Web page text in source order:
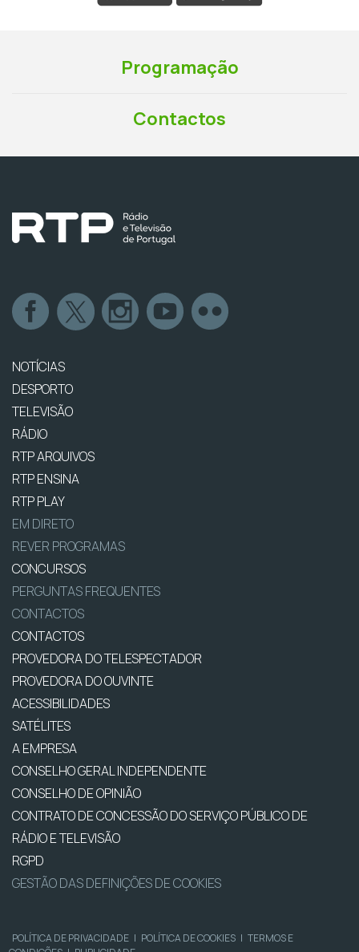
Programação
Contactos
NOTÍCIAS
DESPORTO
TELEVISÃO
RÁDIO
RTP ARQUIVOS
RTP ENSINA
RTP PLAY
EM DIRETO
REVER PROGRAMAS
CONCURSOS
PERGUNTAS FREQUENTES
CONTACTOS
CONTACTOS
PROVEDORA DO TELESPECTADOR
PROVEDORA DO OUVINTE
ACESSIBILIDADES
SATÉLITES
A EMPRESA
CONSELHO GERAL INDEPENDENTE
CONSELHO DE OPINIÃO
CONTRATO DE CONCESSÃO DO SERVIÇO PÚBLICO DE
RÁDIO E TELEVISÃO
RGPD
GESTÃO DAS DEFINIÇÕES DE COOKIES
POLÍTICA DE PRIVACIDADE | POLÍTICA DE COOKIES | TERMOS E